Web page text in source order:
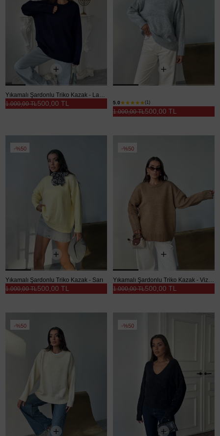
Yıkamalı Şardonlu Triko Kazak - Lacivert
500,00 TL
1.000,00 TL 5.0 (1)
500,00 TL
1.000,00 TL
%50
Yıkamalı Şardonlu Triko Kazak - Sarı
500,00 TL
1.000,00 TL
%50
Yıkamalı Şardonlu Triko Kazak - Vizon
500,00 TL
1.000,00 TL
%50 %50